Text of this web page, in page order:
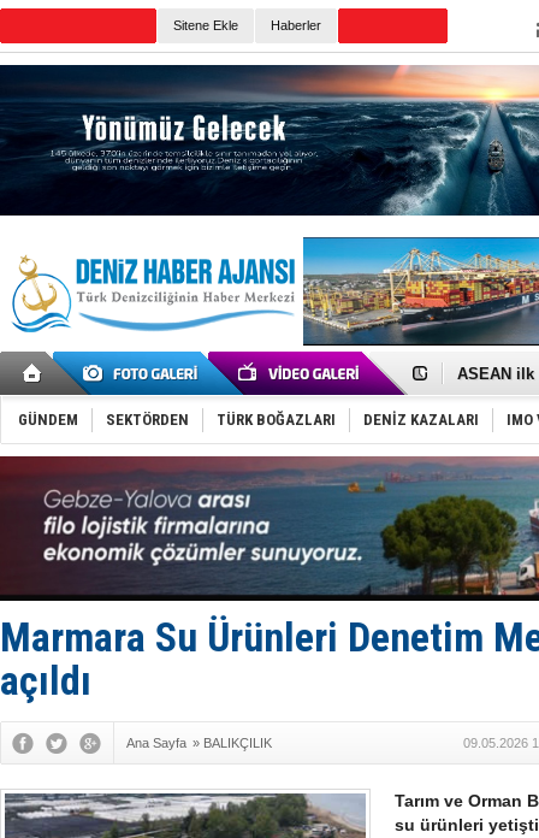
Sitene Ekle Haberler
D-Marin,
ASEAN ilk
TAYK -
İstanbul
Tersane
İngiliz
FESCO,
DESE,
35 milyon
İnsansız
Anadolu
GÜNDEM SEKTÖRDEN TÜRK BOĞAZLARI DENİZ KAZALARI IMO
Marmara Su Ürünleri Denetim
açıldı
Ana Sayfa » BALIKÇILIK 09.05.2026
Tarım ve Orman
su ürünleri